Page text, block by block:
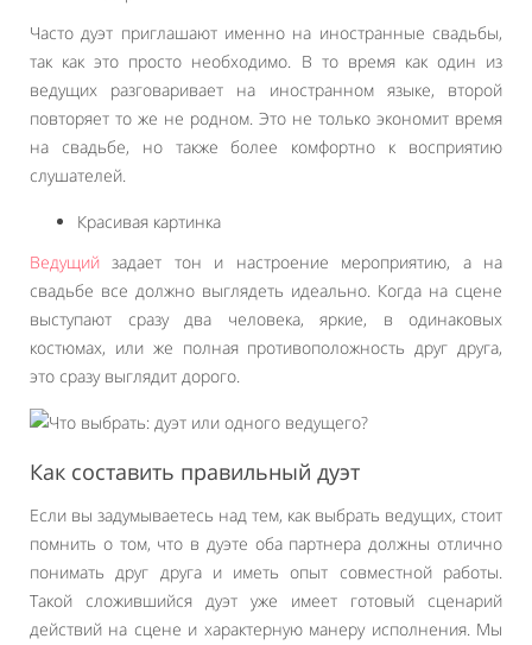
Часто дуэт приглашают именно на иностранные свадьбы,
так как это просто необходимо. В то время как один из
ведущих разговаривает на иностранном языке, второй
повторяет то же не родном. Это не только экономит время
на свадьбе, но также более комфортно к восприятию
слушателей.
Красивая картинка
Ведущий задает тон и настроение мероприятию, а на
свадьбе все должно выглядеть идеально. Когда на сцене
выступают сразу два человека, яркие, в одинаковых
костюмах, или же полная противоположность друг друга,
это сразу выглядит дорого.
Как составить правильный дуэт
Если вы задумываетесь над тем, как выбрать ведущих, стоит
помнить о том, что в дуэте оба партнера должны отлично
понимать друг друга и иметь опыт совместной работы.
Такой сложившийся дуэт уже имеет готовый сценарий
действий на сцене и характерную манеру исполнения. Мы